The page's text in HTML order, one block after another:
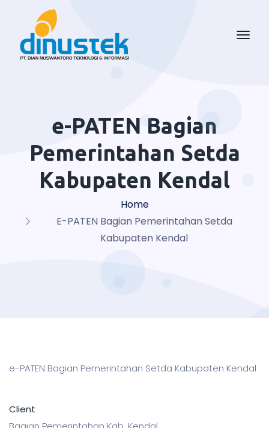
e-PATEN Bagian
Pemerintahan Setda
Kabupaten Kendal
Home
E-PATEN Bagian Pemerintahan Setda
Kabupaten Kendal
e-PATEN Bagian Pemerintahan Setda Kabupaten Kendal
Client